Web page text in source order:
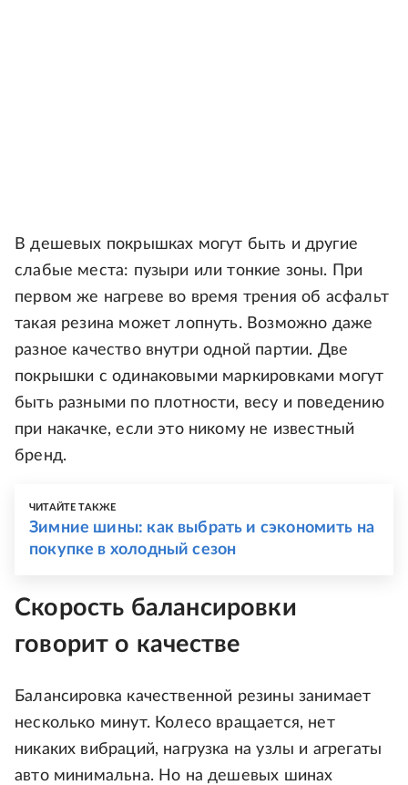
В дешевых покрышках могут быть и другие
слабые места: пузыри или тонкие зоны. При
первом же нагреве во время трения об асфальт
такая резина может лопнуть. Возможно даже
разное качество внутри одной партии. Две
покрышки с одинаковыми маркировками могут
быть разными по плотности, весу и поведению
при накачке, если это никому не известный
бренд.
ЧИТАЙТЕ ТАКЖЕ
Зимние шины: как выбрать и сэкономить на
покупке в холодный сезон
Скорость балансировки
говорит о качестве
Балансировка качественной резины занимает
несколько минут. Колесо вращается, нет
никаких вибраций, нагрузка на узлы и агрегаты
авто минимальна. Но на дешевых шинах